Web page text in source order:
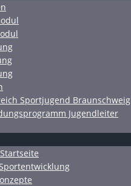
Sportjugend Braunschweig
Jugendleiter